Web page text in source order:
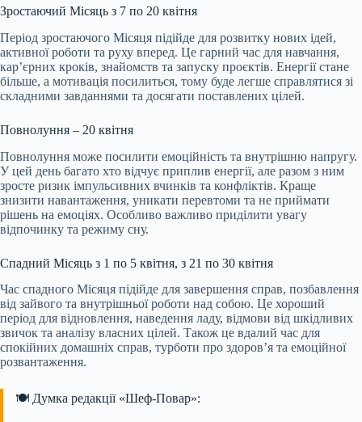
Зростаючий Місяць з 7 по 20 квітня
Період зростаючого Місяця підійде для розвитку нових ідей,
активної роботи та руху вперед. Це гарний час для навчання,
кар’єрних кроків, знайомств та запуску проєктів. Енергії стане
більше, а мотивація посилиться, тому буде легше справлятися зі
складними завданнями та досягати поставлених цілей.
Повнолуння – 20 квітня
Повнолуння може посилити емоційність та внутрішню напругу.
У цей день багато хто відчує приплив енергії, але разом з ним
зросте ризик імпульсивних вчинків та конфліктів. Краще
знизити навантаження, уникати перевтоми та не приймати
рішень на емоціях. Особливо важливо приділити увагу
відпочинку та режиму сну.
Спадний Місяць з 1 по 5 квітня, з 21 по 30 квітня
Час спадного Місяця підійде для завершення справ, позбавлення
від зайвого та внутрішньої роботи над собою. Це хороший
період для відновлення, наведення ладу, відмови від шкідливих
звичок та аналізу власних цілей. Також це вдалий час для
спокійних домашніх справ, турботи про здоров’я та емоційної
розвантаження.
🍽️ Думка редакції «Шеф-Повар»: